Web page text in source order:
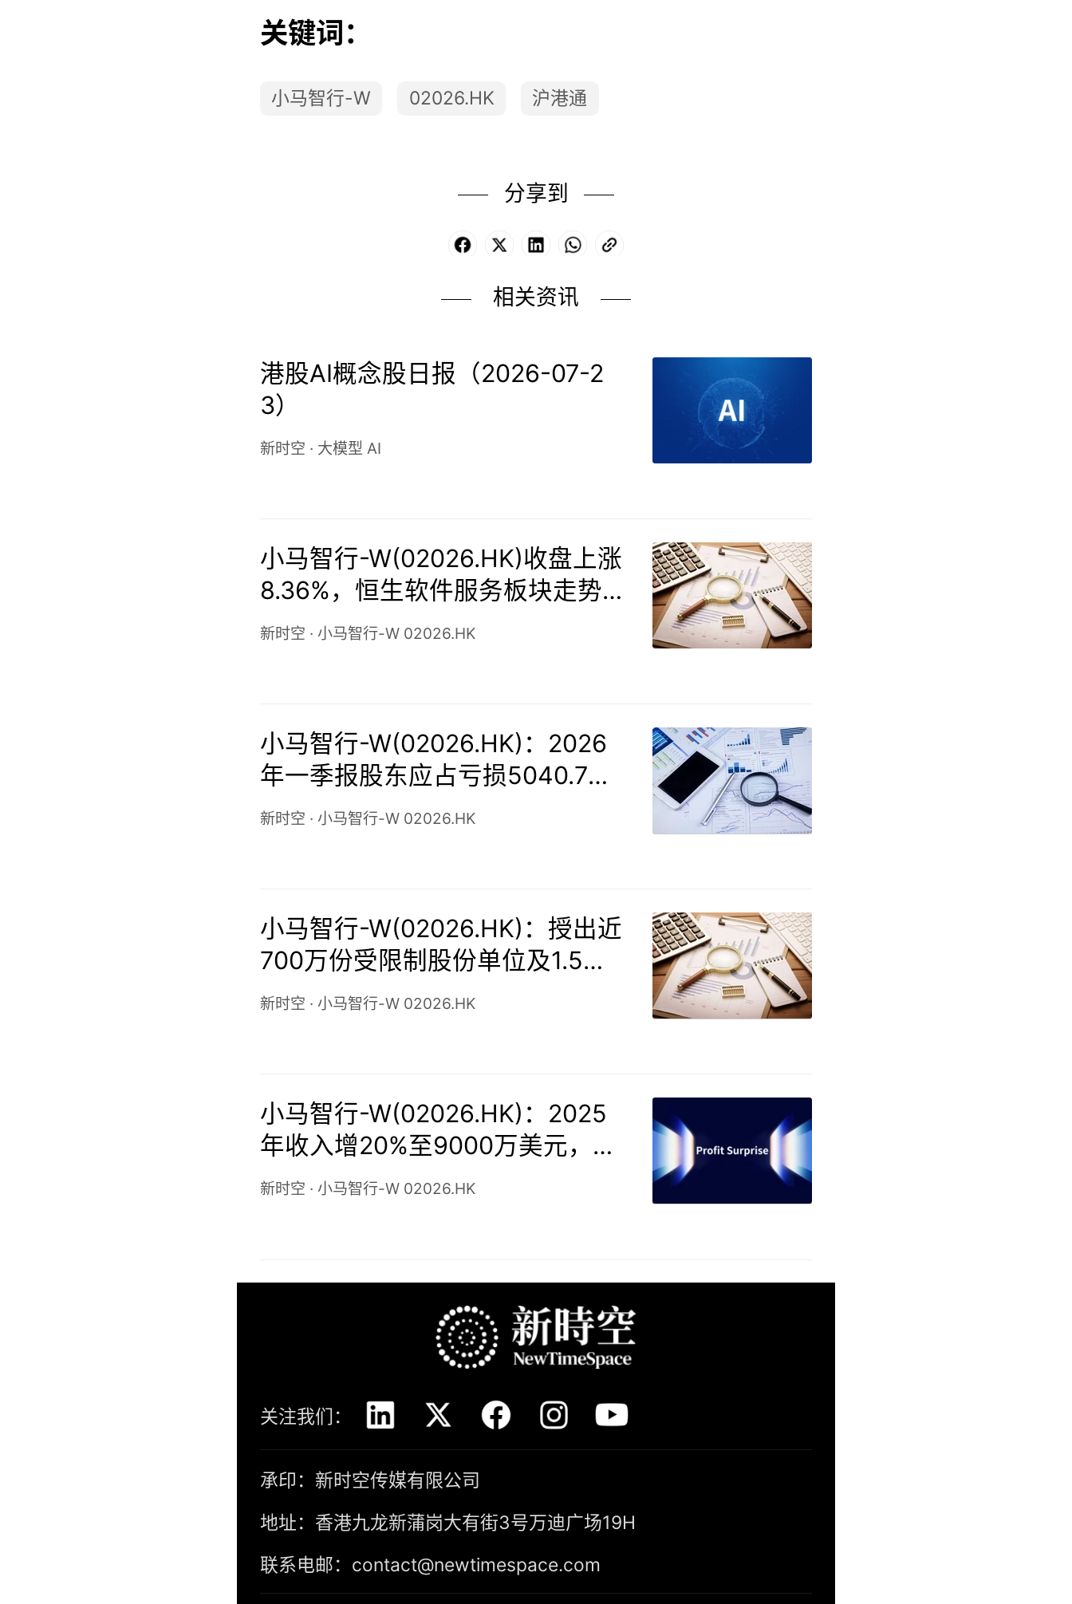
关键词：
小马智行-W 02026.HK 沪港通
分享到
Facebook LinkedInWhatsApp
相关资讯
港股AI概念股日报（2026-07-2
3）
新时空 · 大模型 AI
小马智行-W(02026.HK)收盘上涨
8.36%，恒生软件服务板块走势分
化
新时空 · 小马智行-W 02026.HK
小马智行-W(02026.HK)：2026
年一季报股东应占亏损5040.7万
美元，亏损同比扩大17.26%
新时空 · 小马智行-W 02026.HK
小马智行-W(02026.HK)：授出近
700万份受限制股份单位及1.5万
份购股权
新时空 · 小马智行-W 02026.HK
小马智行-W(02026.HK)：2025
年收入增20%至9000万美元，自
动驾驶出行收入翻倍，净亏损收
新时空 · 小马智行-W 02026.HK
关注我们：
承印：新时空传媒有限公司
地址：香港九龙新蒲岗大有街3号万迪广场19H
联系电邮：contact@newtimespace.com